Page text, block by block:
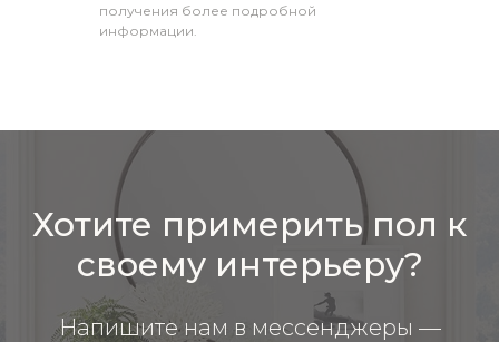
получения более подробной
информации.
Хотите примерить пол к
своему интерьеру?
Напишите нам в мессенджеры —